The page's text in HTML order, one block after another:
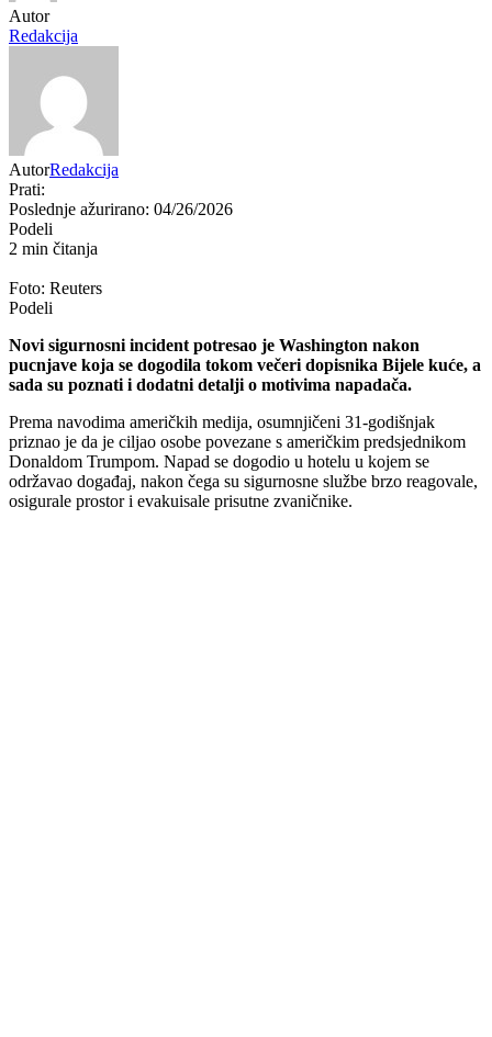
Autor
Redakcija
AutorRedakcija
Prati:
Poslednje ažurirano: 04/26/2026
Podeli
2 min čitanja
Foto: Reuters
Podeli
Novi sigurnosni incident potresao je Washington nakon
pucnjave koja se dogodila tokom večeri dopisnika Bijele kuće, a
sada su poznati i dodatni detalji o motivima napadača.
Prema navodima američkih medija, osumnjičeni 31-godišnjak
priznao je da je ciljao osobe povezane s američkim predsjednikom
Donaldom Trumpom. Napad se dogodio u hotelu u kojem se
održavao događaj, nakon čega su sigurnosne službe brzo reagovale,
osigurale prostor i evakuisale prisutne zvaničnike.